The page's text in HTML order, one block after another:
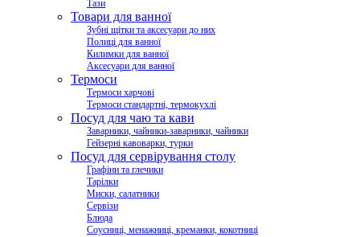
Тази
Товари для ванної
Зубні щітки та аксесуари до них
Полиці для ванної
Килимки для ванної
Аксесуари для ванної
Термоси
Термоси харчові
Термоси стандартні, термокухлі
Посуд для чаю та кави
Заварники, чайники-заварники, чайники
Гейзерні кавоварки, турки
Посуд для сервірування столу
Графіни та глечики
Тарілки
Миски, салатники
Сервізи
Блюда
Соусниці, менажниці, креманки, кокотниці